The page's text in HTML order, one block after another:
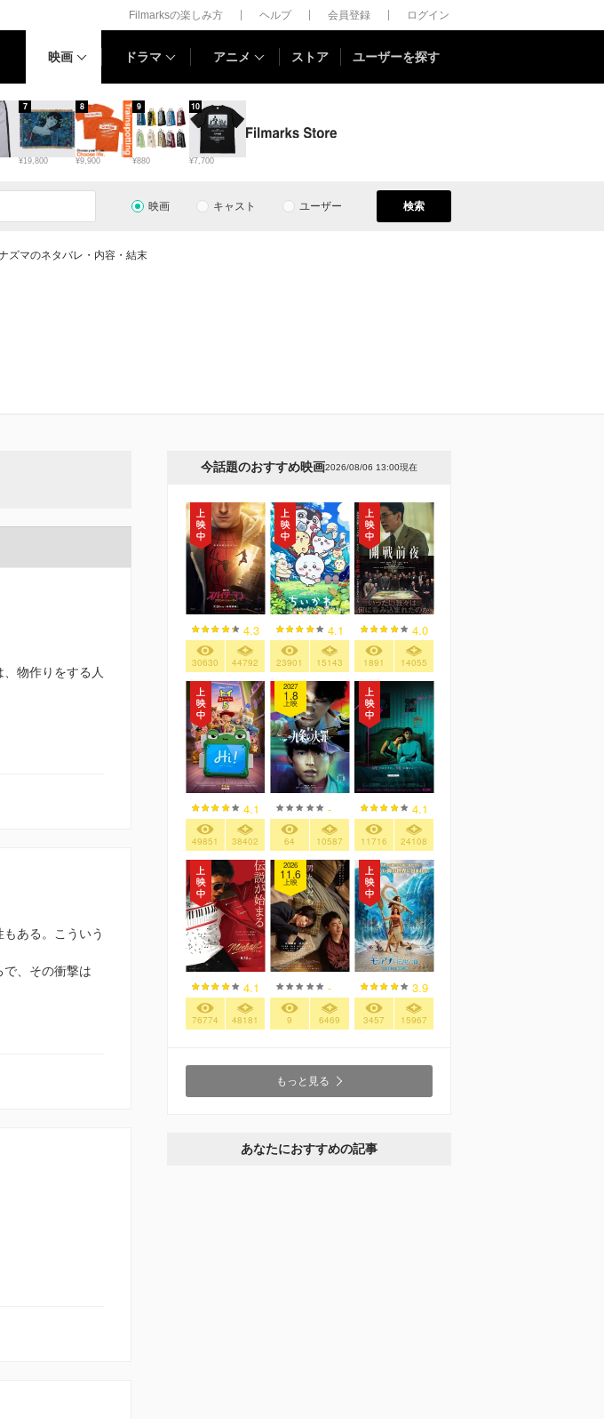
Filmarksの楽しみ方 ヘルプ 会員登録 ログイン
映画 ドラマ アニメ ストア ユーザーを探す
¥19,800
7
¥9,900
8
¥880
9
¥7,700
10
映画 キャスト ユーザー 検索
ズマのネタバレ・内容・結末
物作りをする人
ある。こういう
、その衝撃は
今話題のおすすめ映画2026/08/06 13:00現在
4.3
30630 44792
4.1
23901 15143
4.0
1891 14055
4.1
49851 38402
2027
1.8
上映
-
64 10587
4.1
11716 24108
4.1
76774 48181
2026
11.6
上映
-
9 6469
3.9
3457 15967
もっと見る
あなたにおすすめの記事